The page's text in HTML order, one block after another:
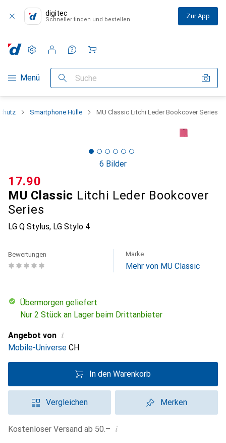
digitec
Schneller finden und bestellen Zur App
Navigation nach Kategorien
Menü Suche
Einstellungen
Kundenkonto
Vergleichslisten
Merklisten
Warenkorb
Smartphone Hülle MU Classic Litchi Leder Bookcover Series
6 Bilder
MU Classic Litchi Leder Bookcover
Series
LG Q Stylus, LG Stylo 4
CHF
17.90
Bewertungen Marke
Mehr von MU Classic
übermorgen geliefert
Nur 2 Stück an Lager beim Drittanbieter
Angebot von i
Mobile-Universe CH
In den Warenkorb
Vergleichen Merken
Kostenloser Versand ab 50.– i